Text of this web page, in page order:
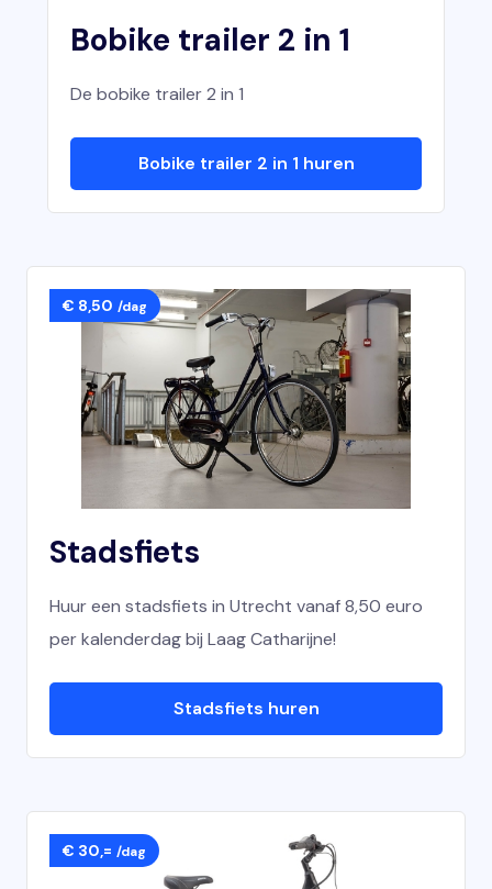
Bobike trailer 2 in 1
De bobike trailer 2 in 1
Bobike trailer 2 in 1 huren
Stadsfiets
Huur een stadsfiets in Utrecht vanaf 8,50 euro
per kalenderdag bij Laag Catharijne!
Stadsfiets huren
€ 8,50 /dag
€ 30,= /dag